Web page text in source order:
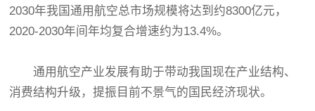
2030年我国通用航空总市场规模将达到约8300亿元，
2020-2030年间年均复合增速约为13.4%。
通用航空产业发展有助于带动我国现在产业结构、
消费结构升级，提振目前不景气的国民经济现状。